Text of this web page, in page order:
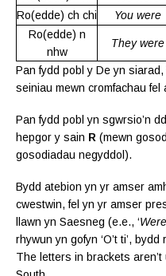
Ro(edde) ch chi You were
Ro(edde) n
nhw
They were
Pan fydd pobl y De yn
seiniau mewn cromfachau fel
Pan fydd pobl yn sgwrsio’n
hepgor y sain R (mewn
gosodiadau negyddol).
Bydd atebion yn yr amser
cwestwin, fel yn yr amser
llawn yn Saesneg (e.e., ‘
rhywun yn gofyn ‘O’t ti’, bydd
The letters in brackets